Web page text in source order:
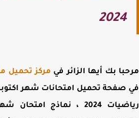
2024
بك أيها الزائر فيمركز تحميل
صفحةتحميل امتحانات شهر اكتوبر
رياضيات 2024 ، نماذج